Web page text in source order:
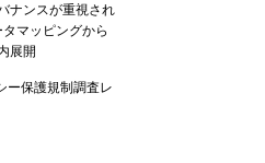
ナンスが重視され
マッピングから
展開
ー保護規制調査レ